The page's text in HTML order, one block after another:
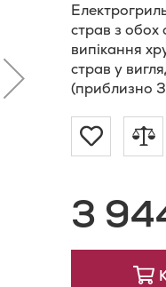
страв з обох
випікання
страв у
(приблизно
Додати
Списку
3